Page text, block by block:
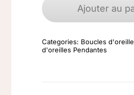
Ajouter au
Categories: Boucles
d'oreilles Pendantes